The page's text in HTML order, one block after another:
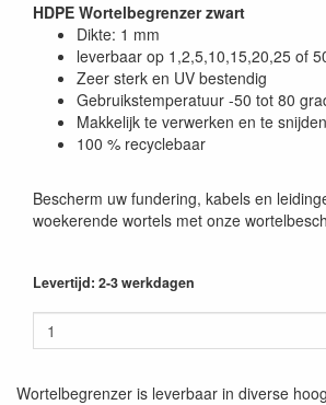
HDPE Wortelbegrenzer zwart
Dikte: 1 mm
leverbaar op 1,2,5,10,15,20,25 of
Zeer sterk en UV bestendig
Gebruikstemperatuur -50 tot 80
Makkelijk te verwerken en te snijden
100 % recyclebaar
Bescherm uw fundering, kabels en
woekerende wortels met onze
Levertijd: 2-3 werkdagen
Wortelbegrenzer is leverbaar in diverse